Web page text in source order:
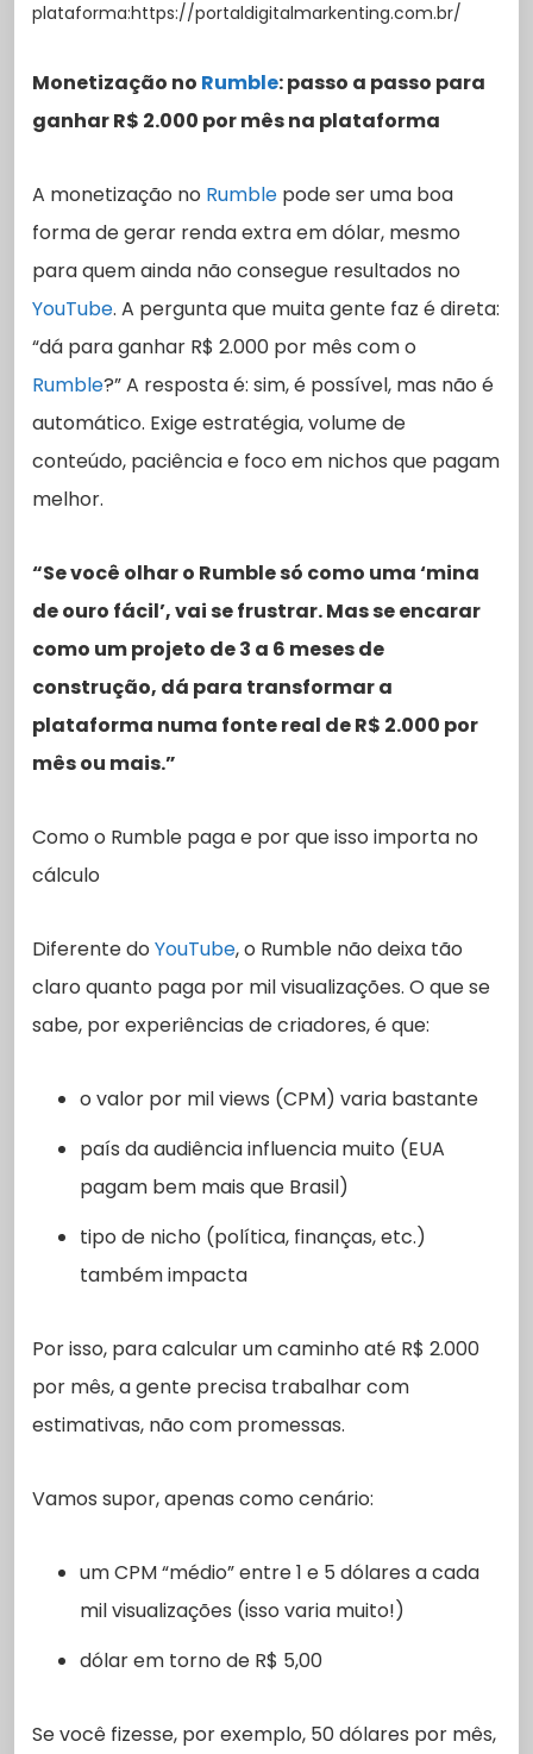
plataforma:https://portaldigitalmarkenting.com.br/
Monetização no Rumble: passo a passo para
ganhar R$ 2.000 por mês na plataforma
A monetização no Rumble pode ser uma boa
forma de gerar renda extra em dólar, mesmo
para quem ainda não consegue resultados no
YouTube. A pergunta que muita gente faz é direta:
“dá para ganhar R$ 2.000 por mês com o
Rumble?” A resposta é: sim, é possível, mas não é
automático. Exige estratégia, volume de
conteúdo, paciência e foco em nichos que pagam
melhor.
“Se você olhar o Rumble só como uma ‘mina
de ouro fácil’, vai se frustrar. Mas se encarar
como um projeto de 3 a 6 meses de
construção, dá para transformar a
plataforma numa fonte real de R$ 2.000 por
mês ou mais.”
Como o Rumble paga e por que isso importa no
cálculo
Diferente do YouTube, o Rumble não deixa tão
claro quanto paga por mil visualizações. O que se
sabe, por experiências de criadores, é que:
o valor por mil views (CPM) varia bastante
país da audiência influencia muito (EUA
pagam bem mais que Brasil)
tipo de nicho (política, finanças, etc.)
também impacta
Por isso, para calcular um caminho até R$ 2.000
por mês, a gente precisa trabalhar com
estimativas, não com promessas.
Vamos supor, apenas como cenário:
um CPM “médio” entre 1 e 5 dólares a cada
mil visualizações (isso varia muito!)
dólar em torno de R$ 5,00
Se você fizesse, por exemplo, 50 dólares por mês,